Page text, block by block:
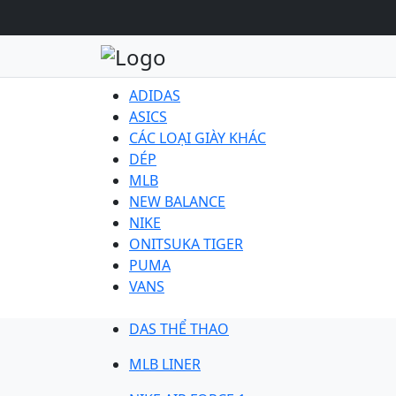
ADIDAS
ASICS
CÁC LOẠI GIÀY KHÁC
DÉP
MLB
NEW BALANCE
NIKE
ONITSUKA TIGER
PUMA
VANS
DAS THỂ THAO
MLB LINER